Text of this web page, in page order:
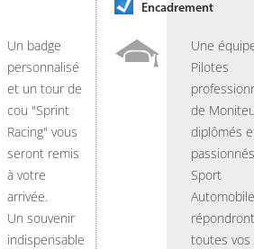
Un badge
personnalisé
et un tour de
cou "Sprint
Racing" vous
seront remis
à votre
arrivée.
Un souvenir
indispensable
Encadrement
Une
Pilotes
de
diplômés
Sport
Automobile
toutes vos